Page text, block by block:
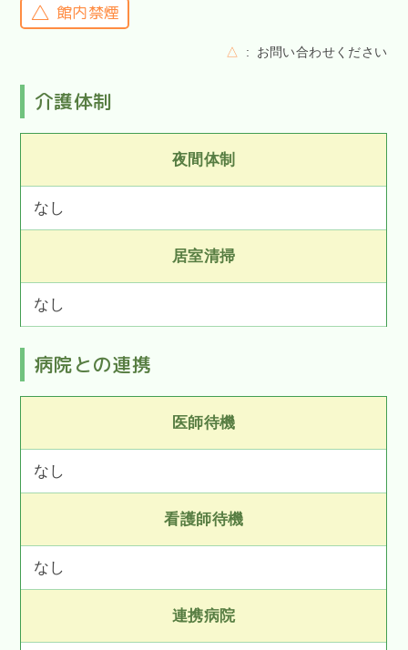
館内禁煙
△ お問い合わせください
介護体制
夜間体制
なし
居室清掃
なし
病院との連携
医師待機
なし
看護師待機
なし
連携病院